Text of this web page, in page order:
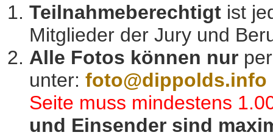
Teilnahmeberechtigt ist
Mitglieder der Jury und
Alle Fotos können nur
unter: foto@dippolds.info
Seite muss mindestens
und Einsender sind